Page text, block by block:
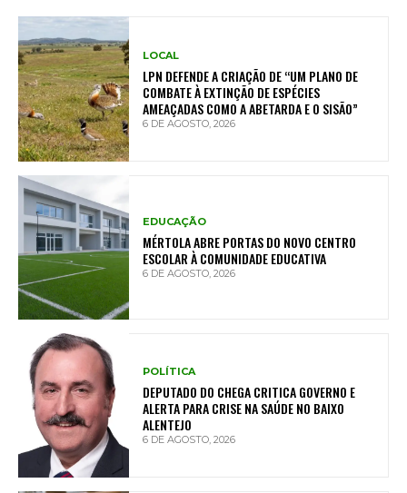
LOCAL
LPN DEFENDE A CRIAÇÃO DE “UM PLANO DE
COMBATE À EXTINÇÃO DE ESPÉCIES
AMEAÇADAS COMO A ABETARDA E O SISÃO”
6 DE AGOSTO, 2026
EDUCAÇÃO
MÉRTOLA ABRE PORTAS DO NOVO CENTRO
ESCOLAR À COMUNIDADE EDUCATIVA
6 DE AGOSTO, 2026
POLÍTICA
DEPUTADO DO CHEGA CRITICA GOVERNO E
ALERTA PARA CRISE NA SAÚDE NO BAIXO
ALENTEJO
6 DE AGOSTO, 2026